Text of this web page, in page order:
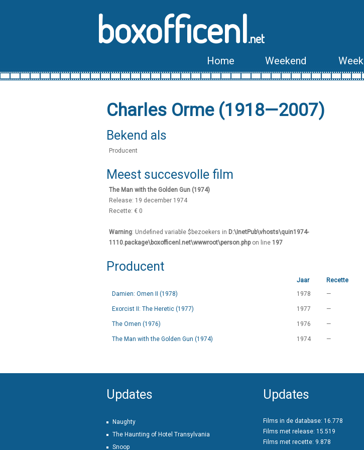
boxofficenl.net
Home Weekend Week
Charles Orme (1918—2007)
Bekend als
Producent
Meest succesvolle film
The Man with the Golden Gun (1974)
Release: 19 december 1974
Recette: € 0
Warning: Undefined variable $bezoekers in D:\InetPub\vhosts\quin1974-
1110.package\boxofficenl.net\wwwroot\person.phpon line 197
Producent
Jaar Recette
Damien: Omen II (1978)
1978 —
Exorcist II: The Heretic (1977) 1977 —
The Omen (1976) 1976 —
The Man with the Golden Gun (1974) 1974 —
Updates
Naughty
The Haunting of Hotel Transylvania
Snoop
Updates
Films in de database: 16.778
Films met release: 15.519
Films met recette: 9.878